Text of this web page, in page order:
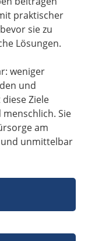
praktischer
sie zu
Lösungen.
weniger
und
Ziele
Sie
am
unmittelbar